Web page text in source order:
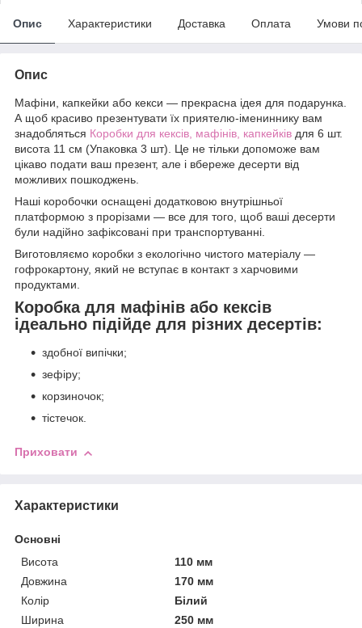
Опис Характеристики Доставка Оплата Умови
Опис
Мафіни, капкейки або кекси — прекрасна ідея для подарунка.
А щоб красиво презентувати їх приятелю-імениннику вам
знадобляться Коробки для кексів, мафінів, капкейків для 6 шт.
висота 11 см (Упаковка 3 шт). Це не тільки допоможе вам
цікаво подати ваш презент, але і вбереже десерти від
можливих пошкоджень.
Наші коробочки оснащені додатковою внутрішньої
платформою з прорізами — все для того, щоб ваші десерти
були надійно зафіксовані при транспортуванні.
Виготовляємо коробки з екологічно чистого матеріалу —
гофрокартону, який не вступає в контакт з харчовими
продуктами.
Коробка для мафінів або кексів
ідеально підійде для різних десертів:
здобної випічки;
зефіру;
корзиночок;
тістечок.
Приховати
Характеристики
Основні
Висота
110 мм
Довжина
170 мм
Колір
Білий
Ширина
250 мм